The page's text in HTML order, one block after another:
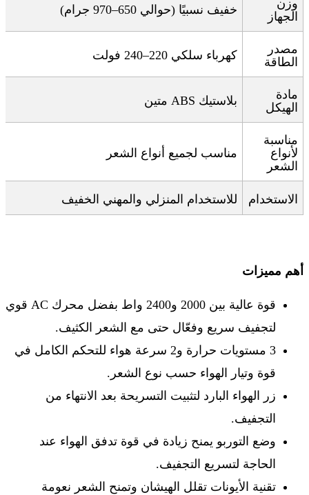
وزن
الجهاز
خفيف نسبيًا (حوالي 650–970 جرام)
مصدر
الطاقة
كهرباء سلكي 220–240 فولت
مادة
الهيكل
بلاستيك متين
مناسبة
لأنواع
الشعر
مناسب لجميع أنواع الشعر
الاستخدام للاستخدام المنزلي والمهني الخفيف
أهم مميزات
قوة عالية بين 2000 و2400 واط بفضل محرك
قوي
لتجفيف سريع وفعّال حتى مع الشعر الكثيف.
3 مستويات حرارة و2 سرعة هواء للتحكم الكامل في
قوة وتيار الهواء حسب نوع الشعر .
زر الهواء البارد لتثبيت التسريحة بعد الانتهاء من
التجفيف.
وضع التوربو يمنح زيادة في قوة تدفق الهواء عند
الحاجة لتسريع التجفيف.
تقنية الأيونات تقلل الهيشان وتمنح الشعر نعومة